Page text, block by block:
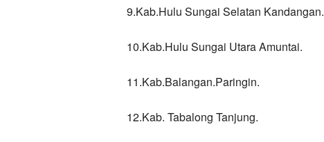
9.Kab.Hulu Sungai Selatan Kandangan.
10.Kab.Hulu Sungai Utara Amuntai.
11.Kab.Balangan.Paringin.
12.Kab. Tabalong Tanjung.